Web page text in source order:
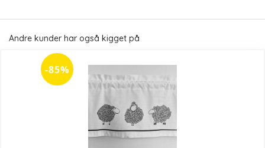
Andre kunder har også kigget på
-85%